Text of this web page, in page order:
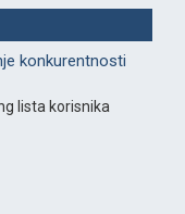
konkurentnosti
lista korisnika